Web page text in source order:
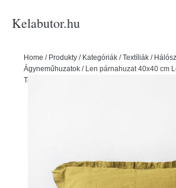
Kelabutor.hu
Home / Produkty / Kategóriák /Textíliák /
Ágyneműhuzatok / Len párnahuzat 40x40 cm
Tales